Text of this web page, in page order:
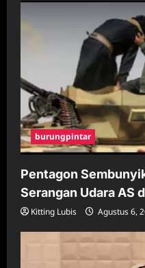
burungpintar
Pentagon
Serangan Udara AS
Kitting Lubis Agustus 6,